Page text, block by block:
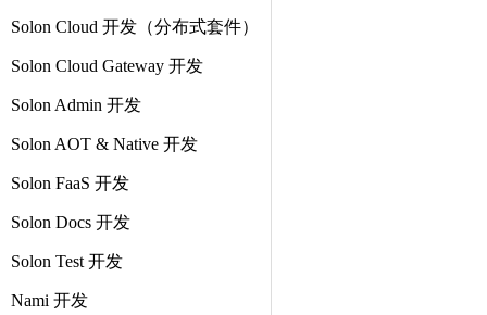
Solon Cloud 开发（分布式套件）
Solon Cloud Gateway 开发
Solon Admin 开发
Solon AOT & Native 开发
Solon FaaS 开发
Solon Docs 开发
Solon Test 开发
Nami 开发